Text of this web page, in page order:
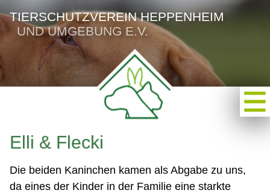
TIERSCHUTZVEREIN HEPPENHEIM
UND UMGEBUNG E.V.
Elli & Flecki
Die beiden Kaninchen kamen als Abgabe zu uns,
da eines der Kinder in der Familie eine starkte